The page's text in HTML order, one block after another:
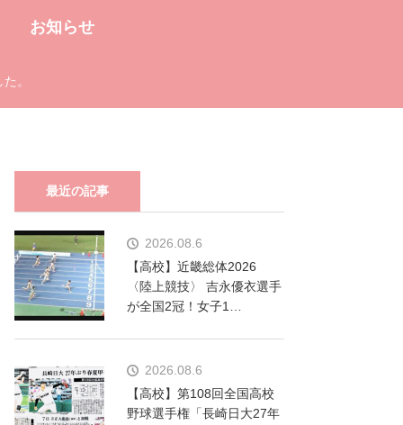
お知らせ
。
最近の記事
2026.08.6
【高校】近畿総体2026
〈陸上競技〉 吉永優衣選手
が全国2冠！女子1…
2026.08.6
【高校】第108回全国高校
野球選手権「長崎日大27年